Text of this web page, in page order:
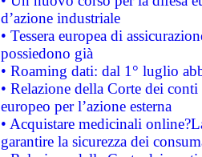
d’azione industriale
• Tessera europea di
possiedono già
• Roaming dati: dal 1° luglio
• Relazione della Corte dei
europeo per l’azione esterna
• Acquistare medicinali
garantire la sicurezza dei